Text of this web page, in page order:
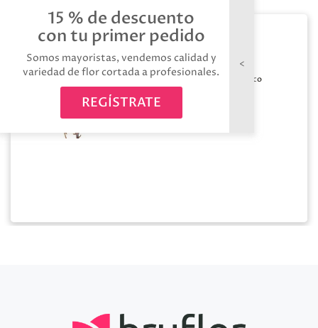
15 % de descuento
con tu primer pedido
Somos mayoristas, vendemos calidad y
variedad de flor cortada a profesionales.
REGÍSTRATE
Algodon 8 bolas
Medida:70cm Color:
Blanco
Calidad:
Tallos:1